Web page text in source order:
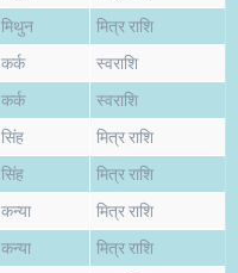
मिथुन मित्र राशि
कर्क स्वराशि
कर्क स्वराशि
सिंह मित्र राशि
सिंह मित्र राशि
कन्या मित्र राशि
कन्या मित्र राशि